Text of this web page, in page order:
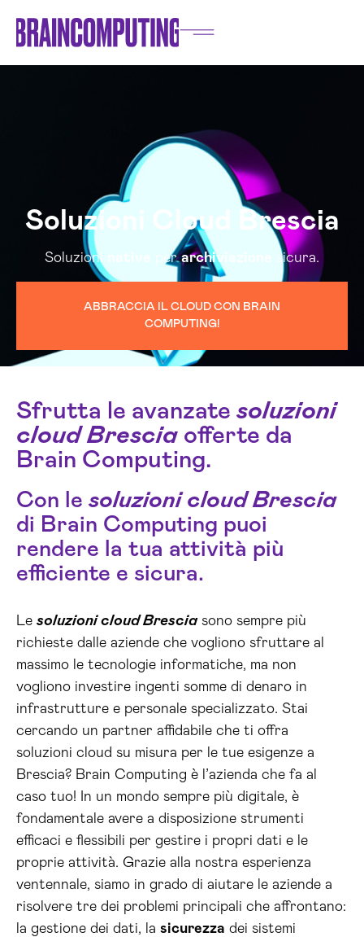
Soluzioni Cloud Brescia
Soluzioni native perarchiviazione sicura.
ABBRACCIA IL CLOUD CON BRAIN
COMPUTING!
Sfrutta le avanzate soluzioni
cloud Brescia offerte da
Brain Computing.
Con le soluzioni cloud Brescia
di Brain Computing puoi
rendere la tua attività più
efficiente e sicura.
Le soluzioni cloud Bresciasono sempre più
richieste dalle aziende che vogliono sfruttare al
massimo le tecnologie informatiche, ma non
vogliono investire ingenti somme di denaro in
infrastrutture e personale specializzato. Stai
cercando un partner affidabile che ti offra
soluzioni cloud su misura per le tue esigenze a
Brescia? Brain Computing è l’azienda che fa al
caso tuo! In un mondo sempre più digitale, è
fondamentale avere a disposizione strumenti
efficaci e flessibili per gestire i propri dati e le
proprie attività. Grazie alla nostra esperienza
ventennale, siamo in grado di aiutare le aziende a
risolvere tre dei problemi principali che affrontano:
la gestione dei dati, la sicurezza dei sistemi